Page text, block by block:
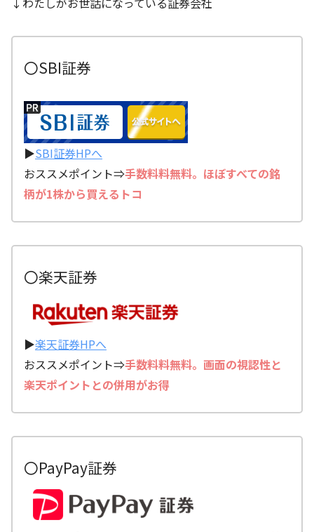
〇SBI証券
▶SBI証券HPへ
おススメポイント⇒手数料料無料。ほぼすべての銘
柄が1株から買えるトコ
〇楽天証券
▶楽天証券HPへ
おススメポイント⇒手数料料無料。画面の視認性と
楽天ポイントとの併用がお得
〇PayPay証券